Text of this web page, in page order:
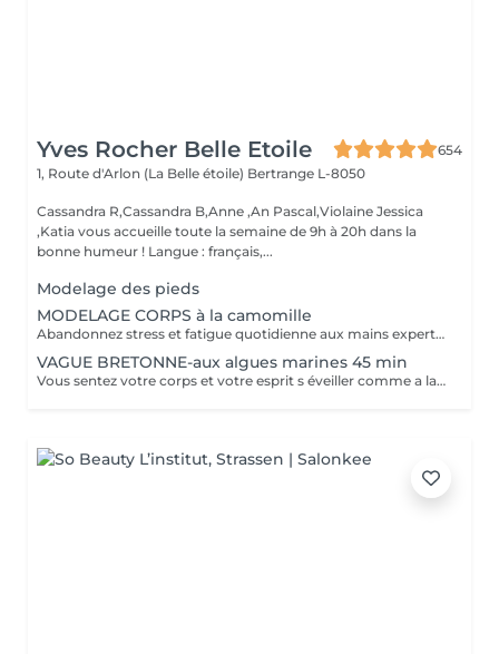
Yves Rocher Belle Etoile
654
1, Route d'Arlon (La Belle étoile) Bertrange L-8050
Cassandra R,Cassandra B,Anne ,An Pascal,Violaine Jessica
,Katia vous accueille toute la semaine de 9h à 20h dans la
bonne humeur ! Langue : français,...
Modelage des pieds
MODELAGE CORPS à la camomille
Abandonnez stress et fatigue quotidienne aux mains expertes de notre estheticienne. Sa gestuelle manuelle libere instantanement chacun de vos points de tension depuis les pieds jusqu à la nuque Le doux parfum fleuri de la camomille enveloppe votre corps et apaise vos sens et votre esprit. lacher prise dans un incroyable moment de detente . Vous etes apaisée et detendue.
VAGUE BRETONNE-aux algues marines 45 min
Vous sentez votre corps et votre esprit s éveiller comme a la suite d un bain dans l OCEAN. Vous vous tonicité et leur confort. sentez légère et revitalisée. Vos jambes retrouvent leur tonicité et leur confort